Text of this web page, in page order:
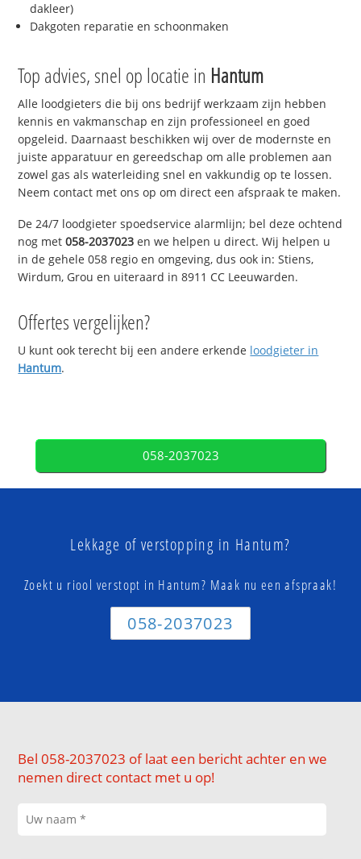
dakleer)
Dakgoten reparatie en schoonmaken
Top advies, snel op locatie in Hantum
Alle loodgieters die bij ons bedrijf werkzaam zijn hebben
kennis en vakmanschap en zijn professioneel en goed
opgeleid. Daarnaast beschikken wij over de modernste en
juiste apparatuur en gereedschap om alle problemen aan
zowel gas als waterleiding snel en vakkundig op te lossen.
Neem contact met ons op om direct een afspraak te maken.
De 24/7 loodgieter spoedservice alarmlijn; bel deze ochtend
nog met058-2037023 en we helpen u direct. Wij helpen u
in de gehele 058 regio en omgeving, dus ook in: Stiens,
Wirdum, Grou en uiteraard in 8911 CC Leeuwarden.
Offertes vergelijken?
U kunt ook terecht bij een andere erkende loodgieter in
Hantum.
058-2037023
Lekkage of verstopping in Hantum?
Zoekt u riool verstopt in Hantum? Maak nu een afspraak!
058-2037023
Bel 058-2037023 of laat een bericht achter en we
nemen direct contact met u op!